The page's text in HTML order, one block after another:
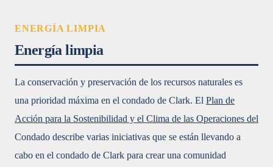
ENERGÍA LIMPIA
Energía limpia
La conservación y preservación de los recursos naturales es
una prioridad máxima en el condado de Clark. El Plan de
Acción para la Sostenibilidad y el Clima de las Operaciones del
Condado describe varias iniciativas que se están llevando a
cabo en el condado de Clark para crear una comunidad